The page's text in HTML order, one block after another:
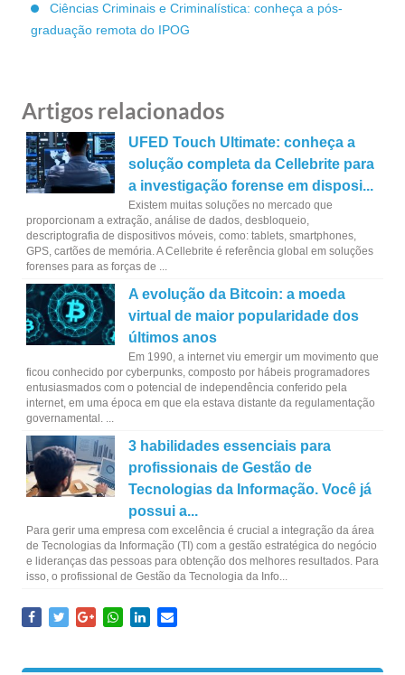
Ciências Criminais e Criminalística: conheça a pós-
graduação remota do IPOG
Artigos relacionados
UFED Touch Ultimate: conheça a
solução completa da Cellebrite para
a investigação forense em disposi...
Existem muitas soluções no mercado que
proporcionam a extração, análise de dados, desbloqueio,
descriptografia de dispositivos móveis, como: tablets, smartphones,
GPS, cartões de memória. A Cellebrite é referência global em soluções
forenses para as forças de ...
A evolução da Bitcoin: a moeda
virtual de maior popularidade dos
últimos anos
Em 1990, a internet viu emergir um movimento que
ficou conhecido por cyberpunks, composto por hábeis programadores
entusiasmados com o potencial de independência conferido pela
internet, em uma época em que ela estava distante da regulamentação
governamental. ...
3 habilidades essenciais para
profissionais de Gestão de
Tecnologias da Informação. Você já
possui a...
Para gerir uma empresa com excelência é crucial a integração da área
de Tecnologias da Informação (TI) com a gestão estratégica do negócio
e lideranças das pessoas para obtenção dos melhores resultados. Para
isso, o profissional de Gestão da Tecnologia da Info...